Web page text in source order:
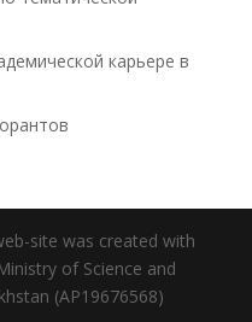
карьере в
site was created with
of Science and
(AP19676568)